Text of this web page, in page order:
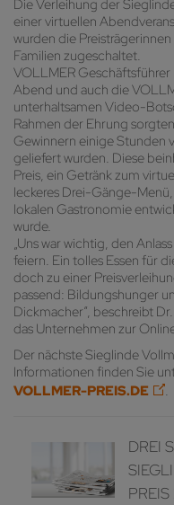
Die Verleihung der
einer virtuellen
wurden die
Familien zugeschaltet.
VOLLMER
Abend und auch die
unterhaltsamen Video-
Rahmen der Ehrung
Gewinnern einige Stunden
geliefert wurden. Diese
Preis, ein Getränk zum
leckeres Drei-Gänge-
lokalen Gastronomie
wurde.
„Uns war wichtig, den
feiern. Ein tolles Essen für
doch zu einer
passend: Bildungshunger
Dickmacher“, beschreibt
das Unternehmen zur
Der nächste Sieglinde
Informationen finden Sie
VOLLMER-PREIS.DE
.
DREI
PREIS